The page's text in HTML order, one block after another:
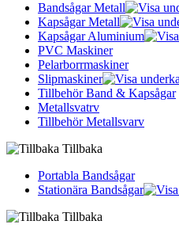
Bandsågar Metall
Kapsågar Metall
Kapsågar Aluminium
PVC Maskiner
Pelarborrmaskiner
Slipmaskiner
Tillbehör Band & Kapsågar
Metallsvatrv
Tillbehör Metallsvarv
Tillbaka
Portabla Bandsågar
Stationära Bandsågar
Tillbaka